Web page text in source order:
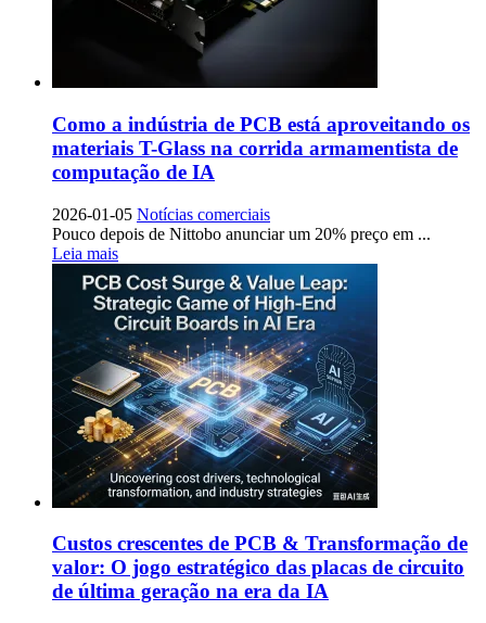
Como a indústria de PCB está aproveitando os
materiais T-Glass na corrida armamentista de
computação de IA
2026-01-05 Notícias comerciais
Pouco depois de Nittobo anunciar um 20% preço em ...
Leia mais
Custos crescentes de PCB & Transformação de
valor: O jogo estratégico das placas de circuito
de última geração na era da IA